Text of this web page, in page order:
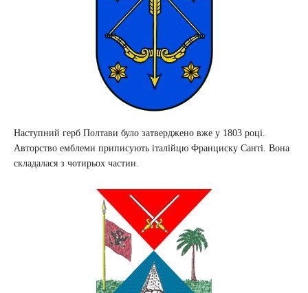
Наступний герб Полтави було затверджено вже у 1803 році.
Авторство емблеми приписують італійцю Франциску Санті. Вона
складалася з чотирьох частин.